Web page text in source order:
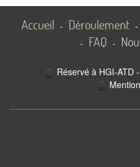
Accueil - Déroulement -
- FAQ -
Réservé à HGI-ATD-